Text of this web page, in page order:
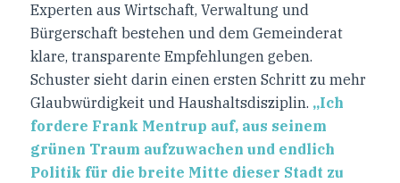
Experten aus Wirtschaft, Verwaltung und
Bürgerschaft bestehen und dem Gemeinderat
klare, transparente Empfehlungen geben.
Schuster sieht darin einen ersten Schritt zu mehr
Glaubwürdigkeit und Haushaltsdisziplin. „Ich
fordere Frank Mentrup auf, aus seinem
grünen Traum aufzuwachen und endlich
Politik für die breite Mitte dieser Stadt zu